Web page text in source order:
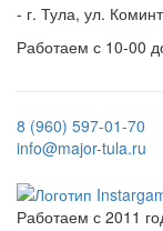
- г. Тула, ул.
Работаем с 10-00
8 (960) 597-01-70
info@major-tula.ru
Работаем с 2011